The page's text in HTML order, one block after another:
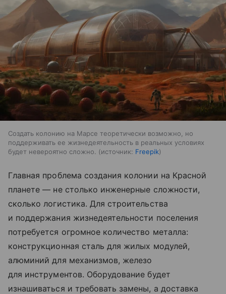
Создать колонию на Марсе теоретически возможно, но
поддерживать ее жизнедеятельность в реальных условиях
будет невероятно сложно.
источник: Freepik
Главная проблема создания колонии на Красной
планете — не столько инженерные сложности,
сколько логистика. Для строительства
и поддержания жизнедеятельности поселения
потребуется огромное количество металла:
конструкционная сталь для жилых модулей,
алюминий для механизмов, железо
для инструментов. Оборудование будет
изнашиваться и требовать замены, а доставка